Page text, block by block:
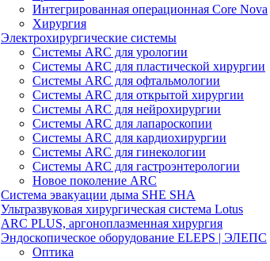
Интегрированная операционная Core Nova
Хирургия
Электрохирургические системы
Системы ARC для урологии
Системы ARC для пластической хирургии
Системы ARC для офтальмологии
Системы ARC для открытой хирургии
Системы ARC для нейрохирургии
Системы ARC для лапароскопии
Системы ARC для кардиохирургии
Системы ARC для гинекологии
Системы ARC для гастроэнтерологии
Новое поколение ARC
Система эвакуации дыма SHE SHA
Ультразвуковая хирургическая система Lotus
ARC PLUS, аргоноплазменная хирургия
Эндоскопическое оборудование ELEPS | ЭЛЕПС
Оптика